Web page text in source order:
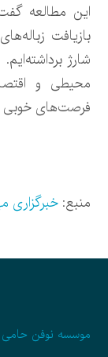
این مطالعه
بازیافت
شارژ
محیطی و
فرصت‌های خوبی
منبع:خبرگزاری
موسسه نوفن حامی